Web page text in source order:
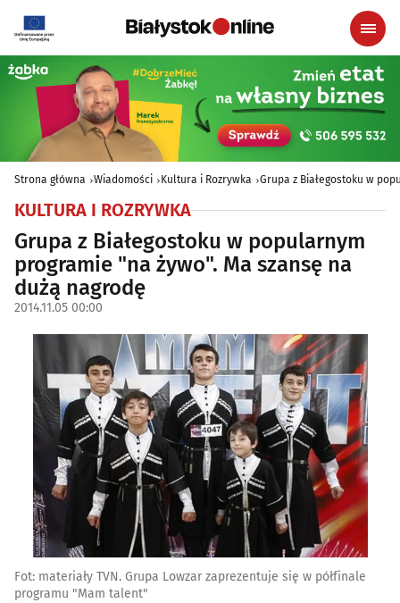
Strona główna Wiadomości Kultura i Rozrywka Grupa z Białegostoku w
KULTURA I ROZRYWKA
Grupa z Białegostoku w popularnym
programie "na żywo". Ma szansę na
dużą nagrodę
2014.11.05 00:00
Fot: materiały TVN. Grupa Lowzar zaprezentuje się w półfinale
programu "Mam talent"